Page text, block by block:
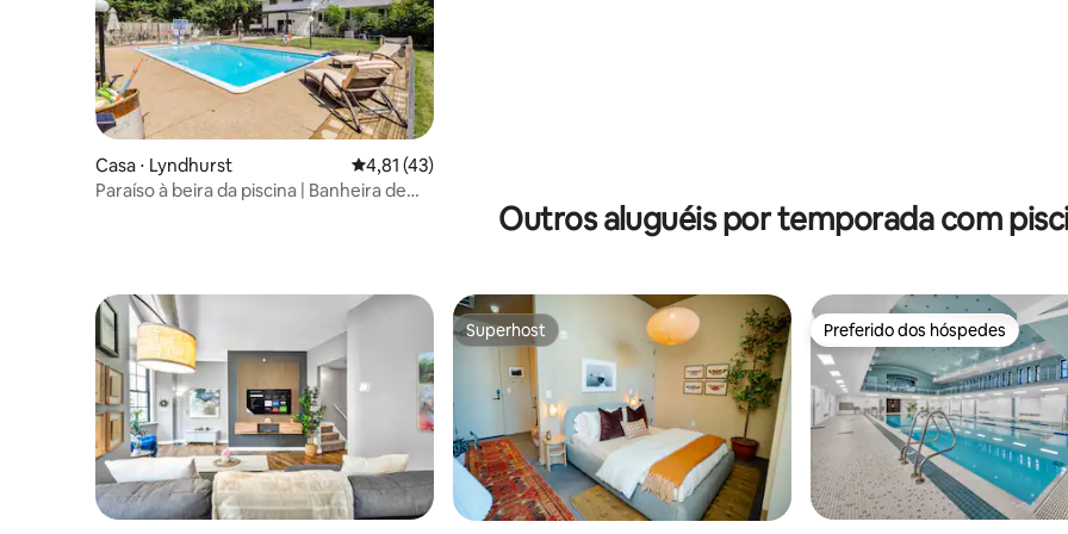
Casa ⋅ Lyndhurst 4,81 de uma avaliação média de 5, 43 avaliações
4,81 (43)
Paraíso à beira da piscina | Banheira de
Outros aluguéis por temporada com
Superhost
Superhost Preferido dos hóspedes
Preferido dos hóspedes